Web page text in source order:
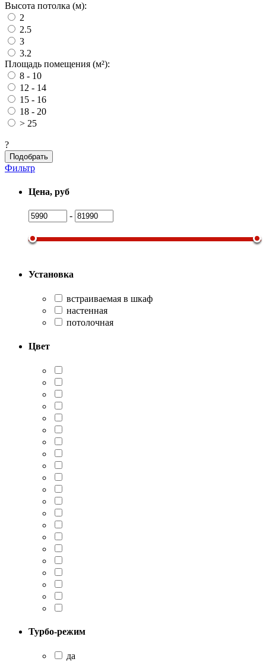
Высота потолка (м):
2
2.5
3
3.2
Площадь помещения (м²):
8 - 10
12 - 14
15 - 16
18 - 20
> 25
?
Подобрать
Фильтр
Цена, руб
-
Установка
встраиваемая в шкаф
настенная
потолочная
Цвет
Турбо-режим
да